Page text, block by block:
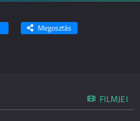
Megosztás
FILMJEI